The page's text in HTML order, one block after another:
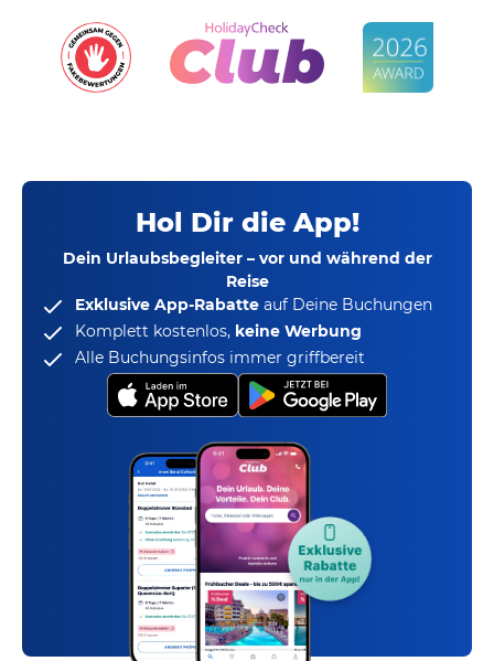
Hol Dir die App!
Dein Urlaubsbegleiter – vor und während der
Reise
Exklusive App-Rabatte auf Deine Buchungen
Komplett kostenlos, keine Werbung
Alle Buchungsinfos immer griffbereit